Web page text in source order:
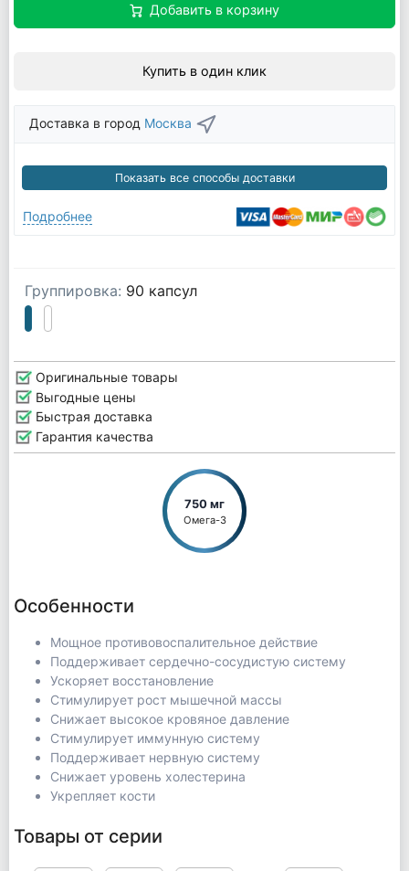
Добавить в корзину
Купить в один клик
Доставка в город Москва
Показать все способы доставки
Подробнее
Группировка: 90 капсул
Оригинальные товары
Выгодные цены
Быстрая доставка
Гарантия качества
750 мг
Омега-3
Особенности
Мощное противовоспалительное действие
Поддерживает сердечно-сосудистую систему
Ускоряет восстановление
Стимулирует рост мышечной массы
Снижает высокое кровяное давление
Стимулирует иммунную систему
Поддерживает нервную систему
Снижает уровень холестерина
Укрепляет кости
Товары от серии